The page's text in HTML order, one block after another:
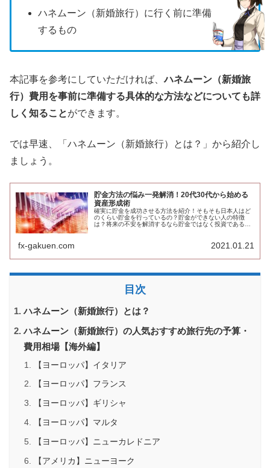
ハネムーン（新婚旅行）に行く前に準備
するもの
本記事を参考にしていただければ、ハネムーン（新婚旅
行）費用を事前に準備する具体的な方法などについても詳
しく知ることができます。
では早速、「ハネムーン（新婚旅行）とは？」から紹介し
ましょう。
貯金方法の悩み一発解消！20代30代から始める
資産形成術
確実に貯金を成功させる方法を紹介！そもそも日本人はど
のくらい貯金を行っているの？貯金ができない人の特徴
は？将来の不安を解消するなら貯金ではなく投資である理
fx-gakuen.com 2021.01.21
目次
ハネムーン（新婚旅行）とは？
ハネムーン（新婚旅行）の人気おすすめ旅行先の予算・
費用相場【海外編】
【ヨーロッパ】イタリア
【ヨーロッパ】フランス
【ヨーロッパ】ギリシャ
【ヨーロッパ】マルタ
【ヨーロッパ】ニューカレドニア
【アメリカ】ニューヨーク